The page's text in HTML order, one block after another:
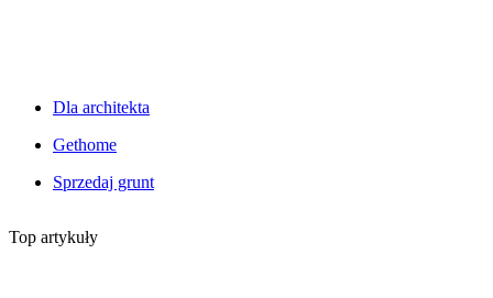
Dla architekta
Gethome
Sprzedaj grunt
Top artykuły